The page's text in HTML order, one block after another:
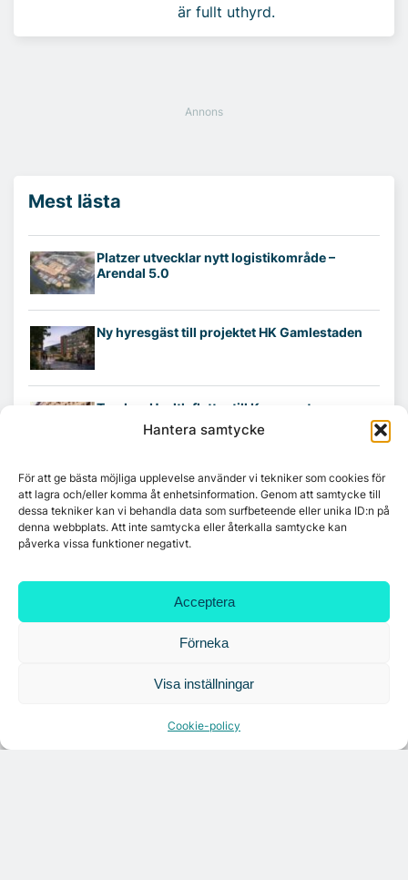
Hantera samtycke
För att ge bästa möjliga upplevelse använder vi tekniker som cookies för
att lagra och/eller komma åt enhetsinformation. Genom att samtycke till
dessa tekniker kan vi behandla data som surfbeteende eller unika ID:n på
denna webbplats. Att inte samtycka eller återkalla samtycke kan
påverka vissa funktioner negativt.
Acceptera
Förneka
Visa inställningar
Cookie-policy
är fullt uthyrd.
Mest lästa
Platzer utvecklar nytt logistikområde –
Arendal 5.0
Ny hyresgäst till projektet HK Gamlestaden
Tandem Health flyttar till Kungsgatan
7A återöppnar mötesvåning på Vasagatan